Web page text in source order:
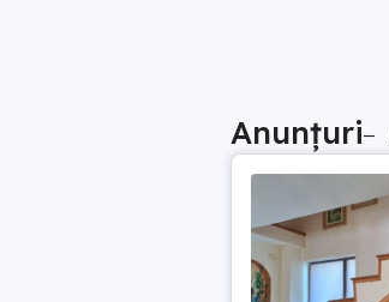
Anunțuri–